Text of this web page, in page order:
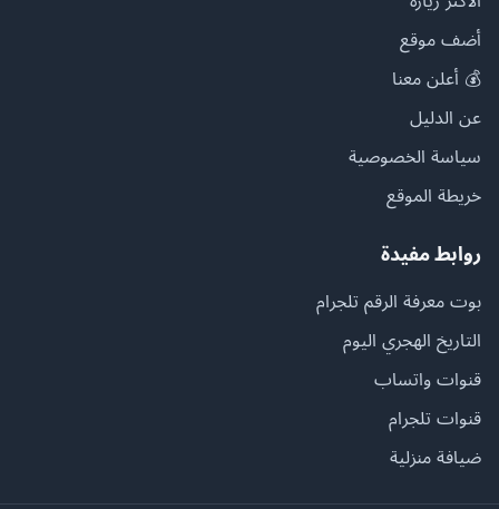
أضف موقع
💰 أعلن معنا
عن الدليل
سياسة الخصوصية
خريطة الموقع
روابط مفيدة
بوت معرفة الرقم تلجرام
التاريخ الهجري اليوم
قنوات واتساب
قنوات تلجرام
ضيافة منزلية